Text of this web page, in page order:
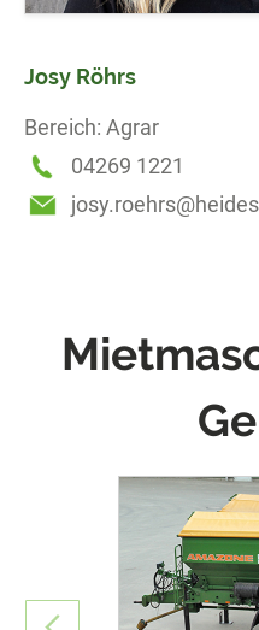
Josy Röhrs
Bereich: Agrar
04269 1221